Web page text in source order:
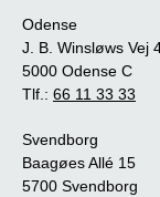
Odense
J. B. Winsløws Vej
5000 Odense C
Tlf.: 66 11 33 33
Svendborg
Baagøes Allé 15
5700 Svendborg